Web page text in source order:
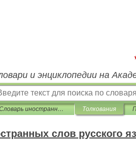
и энциклопедии на
Словарь иностранных слов русского языка Толкования
слов русского